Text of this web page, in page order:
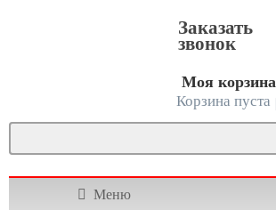
Заказать
звонок
Моя корзина
Корзина пуста
Меню